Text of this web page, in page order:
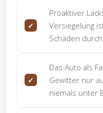
Proaktiver
Versiegelung
Schäden
Das Auto als
Gewitter nur
niemals unter